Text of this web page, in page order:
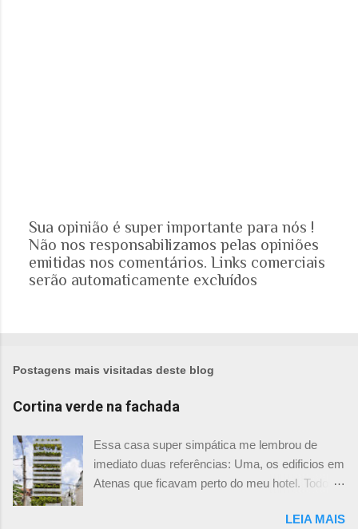
P
o
s
m
o
e
n
t
á
Sua opinião é super importante para nós !
Não nos responsabilizamos pelas opiniões
emitidas nos comentários. Links comerciais
serão automaticamente excluídos
Postagens mais visitadas deste blog
Cortina verde na fachada
Essa casa super simpática me lembrou de
imediato duas referências: Uma, os edificios em
Atenas que ficavam perto do meu hotel. Todos
ficassem tão simpáticos! Mas olhando com
LEIA MAIS